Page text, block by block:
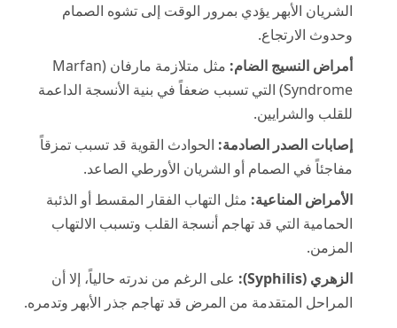
الشريان الأبهر يؤدي بمرور الوقت إلى تشوه الصمام
وحدوث الارتجاع.
أمراض النسيج الضام:
مثل متلازمة مارفان (Marfan
Syndrome) التي تسبب ضعفاً في بنية الأنسجة الداعمة
للقلب والشرايين.
إصابات الصدر الصادمة: الحوادث القوية قد تسبب تمزقاً
مفاجئاً في الصمام أو الشريان الأورطي الصاعد.
الأمراض المناعية: مثل التهاب الفقار المقسط أو الذئبة
الحمامية التي قد تهاجم أنسجة القلب وتسبب الالتهاب
المزمن.
الزهري (Syphilis):
على الرغم من ندرته حالياً، إلا أن
المراحل المتقدمة من المرض قد تهاجم جذر الأبهر وتدمره.